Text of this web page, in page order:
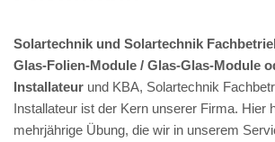
Solartechnik und Solartechnik
Glas-Folien-Module / Glas-Glas-Module
Installateur und KBA, Solartechnik
Installateur ist der Kern unserer Firma. Hier
mehrjährige Übung, die wir in unserem